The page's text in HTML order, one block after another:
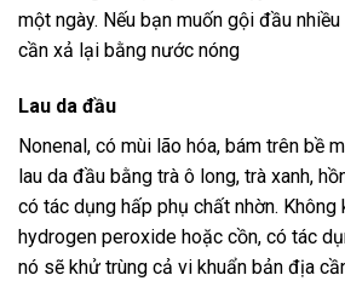
một ngày. Nếu bạn muốn gội đầu
cần xả lại bằng nước nóng
Lau da đầu
Nonenal, có mùi lão hóa, bám trên bề
lau da đầu bằng trà ô long, trà xanh,
có tác dụng hấp phụ chất nhờn. Không
hydrogen peroxide hoặc cồn, có tác
nó sẽ khử trùng cả vi khuẩn bản địa